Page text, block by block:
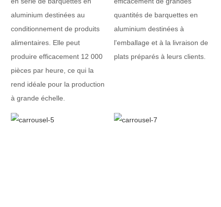
aluminium destinées au
conditionnement de produits
alimentaires. Elle peut
produire efficacement 12 000
pièces par heure, ce qui la
rend idéale pour la production
à grande échelle.
quantités de barquettes en
aluminium destinées à
l'emballage et à la livraison de
plats préparés à leurs clients.